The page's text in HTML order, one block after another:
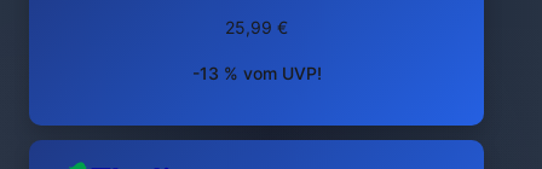
25,99 €
-13 % vom UVP!